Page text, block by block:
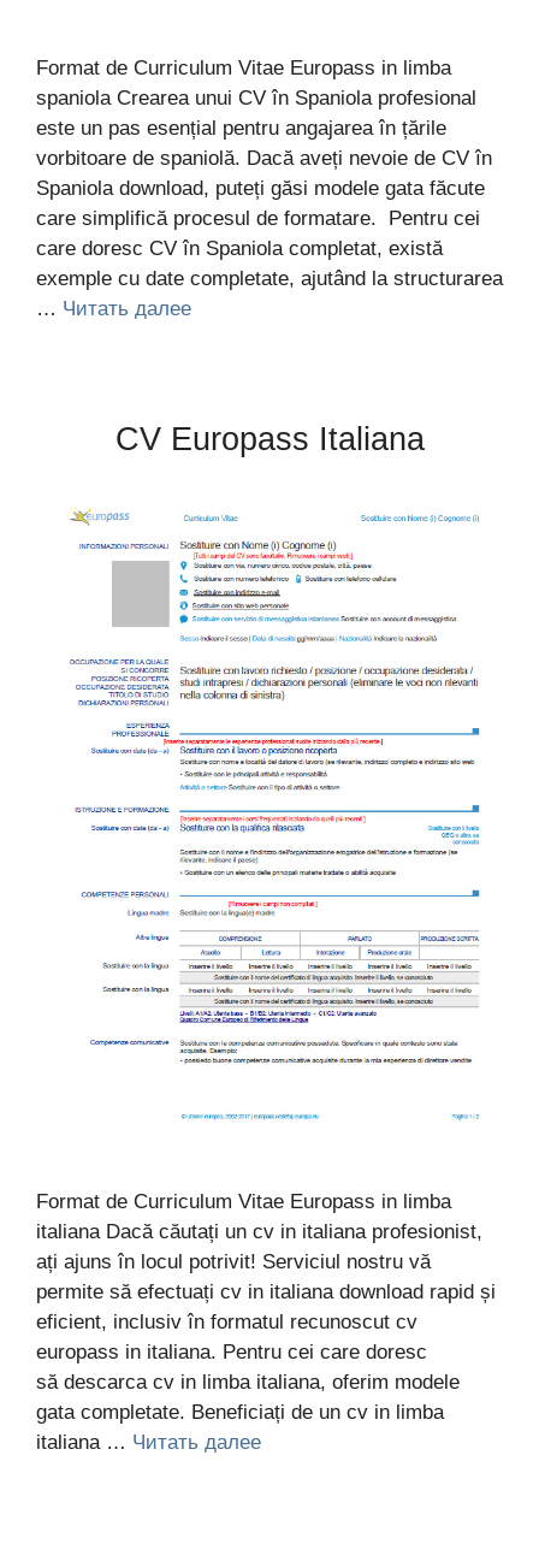
Format de Curriculum Vitae Europass in limba
spaniola Crearea unui CV în Spaniola profesional
este un pas esențial pentru angajarea în țările
vorbitoare de spaniolă. Dacă aveți nevoie de CV în
Spaniola download, puteți găsi modele gata făcute
care simplifică procesul de formatare. Pentru cei
care doresc CV în Spaniola completat, există
exemple cu date completate, ajutând la structurarea
… Читать далее
CV Europass Italiana
Format de Curriculum Vitae Europass in limba
italiana Dacă căutați un cv in italiana profesionist,
ați ajuns în locul potrivit! Serviciul nostru vă
permite să efectuați cv in italiana download rapid și
eficient, inclusiv în formatul recunoscut cv
europass in italiana. Pentru cei care doresc
să descarca cv in limba italiana, oferim modele
gata completate. Beneficiați de un cv in limba
italiana … Читать далее